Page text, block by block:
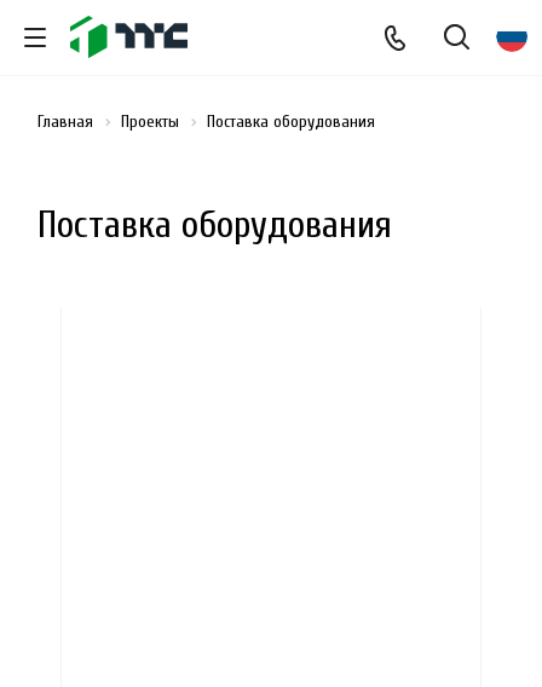
Поставка оборудования
Главная Проекты Поставка оборудования